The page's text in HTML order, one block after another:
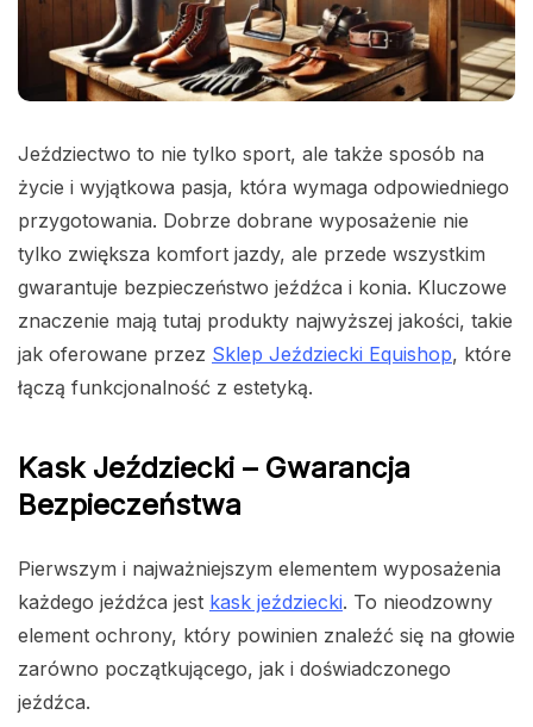
Jeździectwo to nie tylko sport, ale także sposób na
życie i wyjątkowa pasja, która wymaga odpowiedniego
przygotowania. Dobrze dobrane wyposażenie nie
tylko zwiększa komfort jazdy, ale przede wszystkim
gwarantuje bezpieczeństwo jeźdźca i konia. Kluczowe
znaczenie mają tutaj produkty najwyższej jakości, takie
jak oferowane przez Sklep Jeździecki Equishop, które
łączą funkcjonalność z estetyką.
Kask Jeździecki – Gwarancja
Bezpieczeństwa
Pierwszym i najważniejszym elementem wyposażenia
każdego jeźdźca jest kask jeździecki. To nieodzowny
element ochrony, który powinien znaleźć się na głowie
zarówno początkującego, jak i doświadczonego
jeźdźca.